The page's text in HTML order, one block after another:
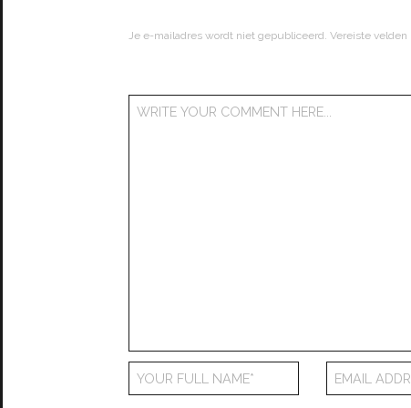
Je e-mailadres wordt niet gepubliceerd. Vereiste